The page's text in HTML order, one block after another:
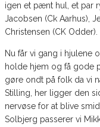
igen et pænt hul, et par
Jacobsen (Ck Aarhus),
Christensen (CK Odder).
Nu får vi gang i hjulene
holde hjem og få gode
gøre ondt på folk da vi
Stilling, her ligger den
nervøse for at blive
Solbjerg passerer vi